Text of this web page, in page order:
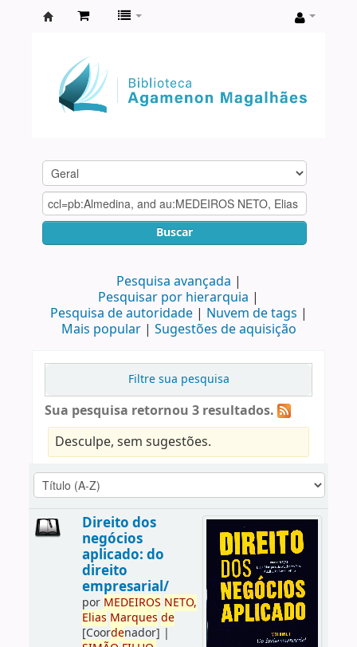
Agamenon
Magalhães
Buscar
Pesquisa avançada
Pesquisar por hierarquia
Pesquisa de autoridade
Nuvem de tags
Mais popular
Sugestões de aquisição
Filtre sua pesquisa
Sua pesquisa retornou 3 resultados.
Desculpe, sem sugestões.
Direito dos
negócios
aplicado: do
direito
empresarial/
por MEDEIROS NETO,
Elias Marques de
[Coordenador] |